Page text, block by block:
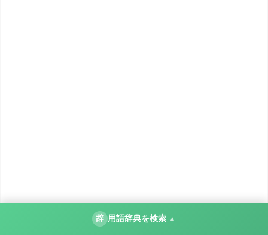
辞 用語辞典を検索 ▲